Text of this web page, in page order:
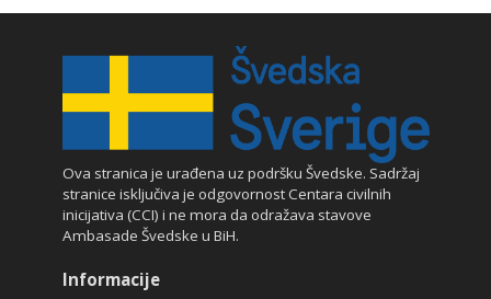
Ova stranica je urađena uz podršku Švedske. Sadržaj
stranice isključiva je odgovornost Centara civilnih
inicijativa (CCI) i ne mora da odražava stavove
Ambasade Švedske u BiH.
Informacije